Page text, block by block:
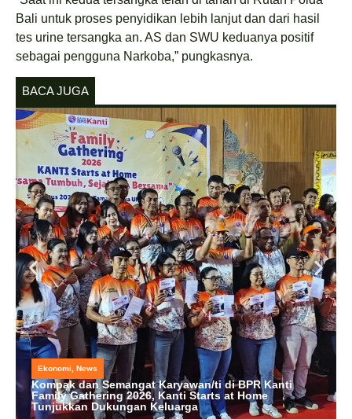
Bali untuk proses penyidikan lebih lanjut dan dari hasil
tes urine tersangka an. AS dan SWU keduanya positif
sebagai pengguna Narkoba,” pungkasnya.
BACA JUGA
Ekonomi, News
Kompak dan Semangat Karyawan/ti di BPR Kanti
Family Gathering 2026, Kanti Starts at Home
Tunjukkan Dukungan Keluarga